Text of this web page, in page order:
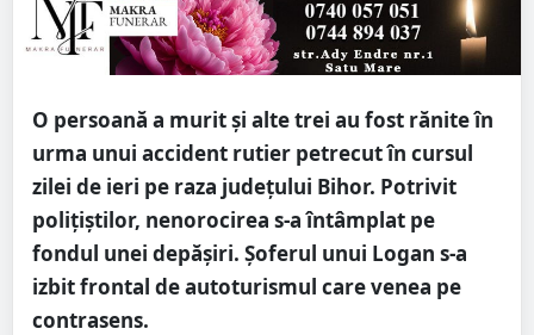
O persoană a murit și alte trei au fost rănite în
urma unui accident rutier petrecut în cursul
zilei de ieri pe raza județului Bihor. Potrivit
polițiștilor, nenorocirea s-a întâmplat pe
fondul unei depășiri. Șoferul unui Logan s-a
izbit frontal de autoturismul care venea pe
contrasens.